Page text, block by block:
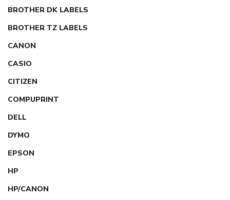
BROTHER DK LABELS
BROTHER TZ LABELS
CANON
CASIO
CITIZEN
COMPUPRINT
DELL
DYMO
EPSON
HP
HP/CANON